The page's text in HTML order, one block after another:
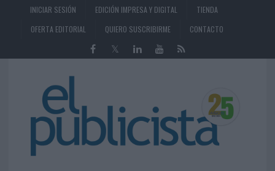
INICIAR SESIÓN EDICIÓN IMPRESA Y DIGITAL
TIENDA
OFERTA EDITORIAL
QUIERO SUSCRIBIRME CONTACTO